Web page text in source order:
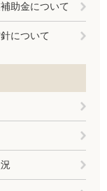
助金について
について